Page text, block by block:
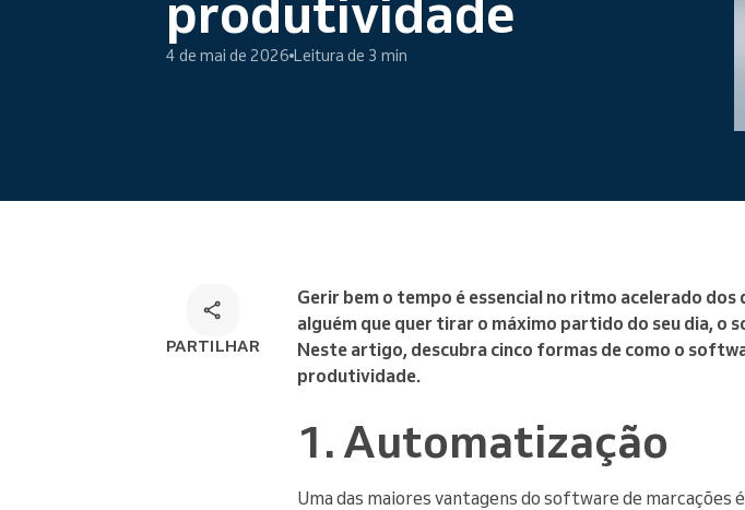
Marcações online
Solução de marcação
Gere uma grande organização
4 de mai de 2026 Leitura de 3 min
PARTILHAR
Gerir bem o tempo é essencial no ritmo acelerado
alguém que quer tirar o máximo partido do seu dia,
Neste artigo, descubra cinco formas de como o
produtividade.
1. Automatização
Uma das maiores vantagens do software de